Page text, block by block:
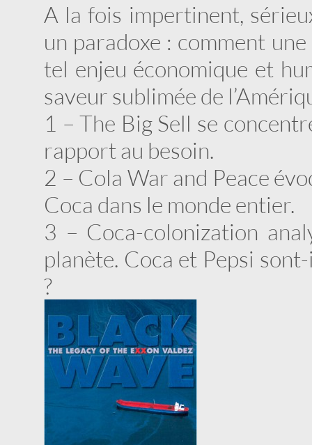
A la fois impertinent,
un paradoxe : comment
tel enjeu économique et
saveur sublimée de
1 – The Big Sell se
rapport au besoin.
2 – Cola War and Peace
Coca dans le monde entier.
3 – Coca-colonization
planète. Coca et Pepsi
?